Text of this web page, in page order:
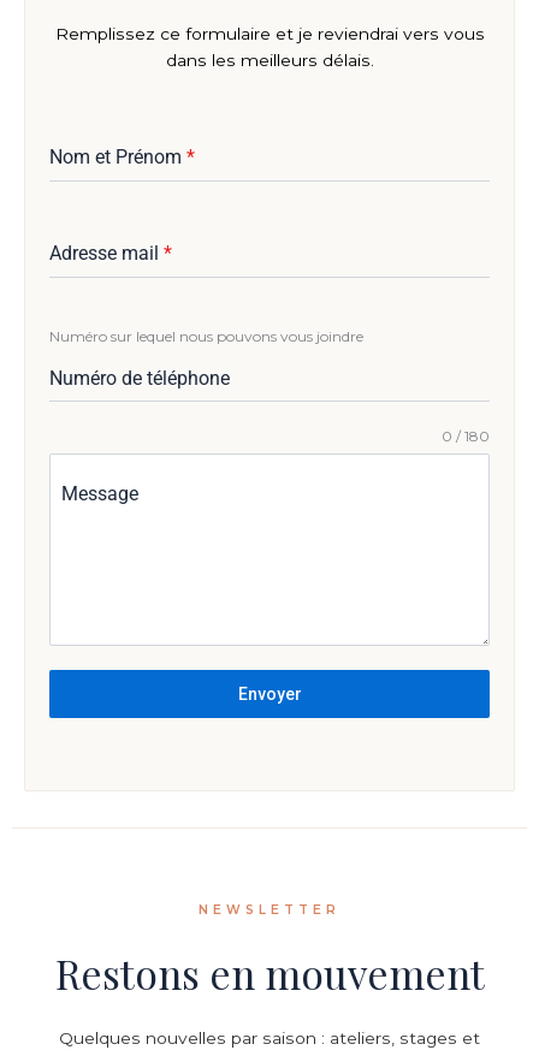
Remplissez ce formulaire et je reviendrai vers vous
dans les meilleurs délais.
Nom et Prénom *
Adresse mail *
Numéro de téléphone
Numéro sur lequel nous pouvons vous joindre
Message
0 / 180
Envoyer
NEWSLETTER
Restons en mouvement
Quelques nouvelles par saison : ateliers, stages et